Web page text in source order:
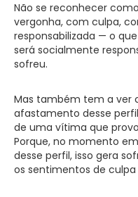
Não se reconhecer
vergonha, com culpa,
responsabilizada — o
será socialmente
sofreu.
Mas também tem a ver
afastamento desse
de uma vítima que
Porque, no momento
desse perfil, isso gera
os sentimentos de